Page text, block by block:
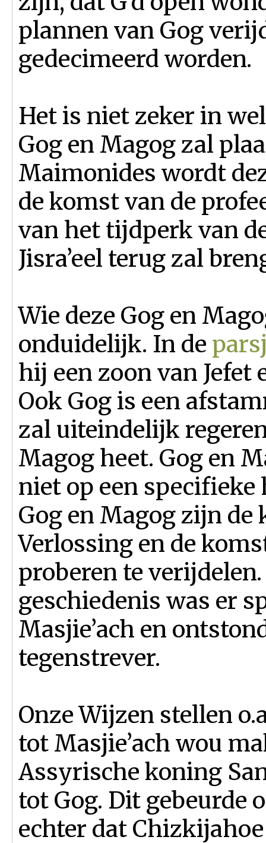
plannen van Gog
gedecimeerd worden.
Het is niet zeker in
Gog en Magog zal
Maimonides wordt
de komst van de
van het tijdperk van
Jisra’eel terug zal
Wie deze Gog en
onduidelijk. In de
hij een zoon van Jefet
Ook Gog is een
zal uiteindelijk
Magog heet. Gog en
niet op een specifieke
Gog en Magog zijn
Verlossing en de
proberen te
geschiedenis was er
Masjie’ach en
tegenstrever.
Onze Wijzen stellen
tot Masjie’ach wou
Assyrische koning
tot Gog. Dit gebeurde
echter dat